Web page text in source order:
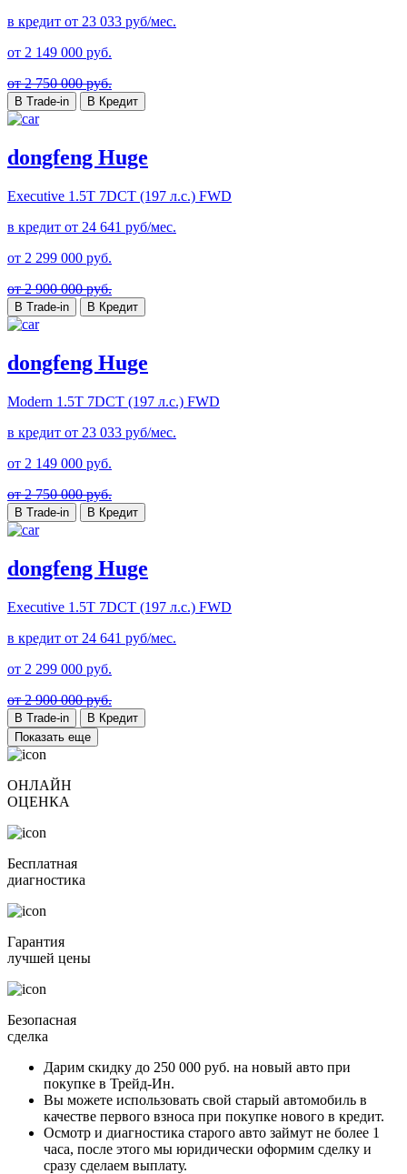
в кредит от 23 033 руб/мес.
от 2 149 000 руб.
от 2 750 000 руб.
В Trade-in В Кредит
dongfeng Huge
Executive 1.5T 7DCT (197 л.с.) FWD
в кредит от 24 641 руб/мес.
от 2 299 000 руб.
от 2 900 000 руб.
В Trade-in В Кредит
dongfeng Huge
Modern 1.5T 7DCT (197 л.с.) FWD
в кредит от 23 033 руб/мес.
от 2 149 000 руб.
от 2 750 000 руб.
В Trade-in В Кредит
dongfeng Huge
Executive 1.5T 7DCT (197 л.с.) FWD
в кредит от 24 641 руб/мес.
от 2 299 000 руб.
от 2 900 000 руб.
В Trade-in
В Кредит
Показать еще
ОНЛАЙН
ОЦЕНКА
Бесплатная
диагностика
Гарантия
лучшей цены
Безопасная
сделка
Дарим скидку до 250 000 руб. на новый авто при
покупке в Трейд-Ин.
Вы можете использовать свой старый автомобиль в
качестве первого взноса при покупке нового в кредит.
Осмотр и диагностика старого авто займут не более 1
часа, после этого мы юридически оформим сделку и
сразу сделаем выплату.